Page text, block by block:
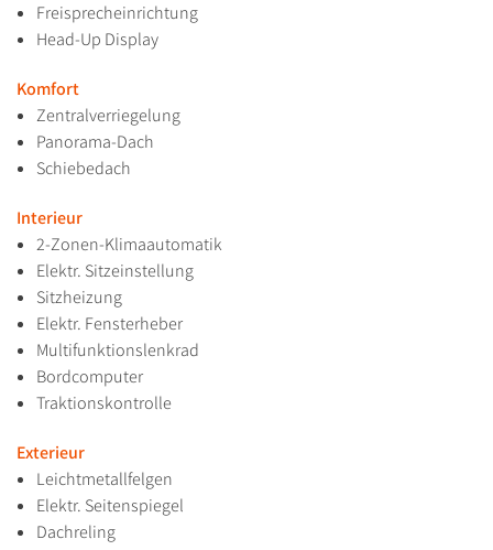
Freisprecheinrichtung
Head-Up Display
Komfort
Zentralverriegelung
Panorama-Dach
Schiebedach
Interieur
2-Zonen-Klimaautomatik
Elektr. Sitzeinstellung
Sitzheizung
Elektr. Fensterheber
Multifunktionslenkrad
Bordcomputer
Traktionskontrolle
Exterieur
Leichtmetallfelgen
Elektr. Seitenspiegel
Dachreling